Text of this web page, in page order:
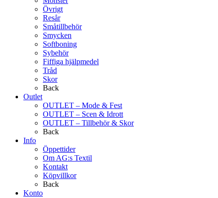
Övrigt
Resår
Småtillbehör
Smycken
Softboning
Sybehör
Fiffiga hjälpmedel
Tråd
Skor
Back
Outlet
OUTLET – Mode & Fest
OUTLET – Scen & Idrott
OUTLET – Tillbehör & Skor
Back
Info
Öppettider
Om AG:s Textil
Kontakt
Köpvillkor
Back
Konto